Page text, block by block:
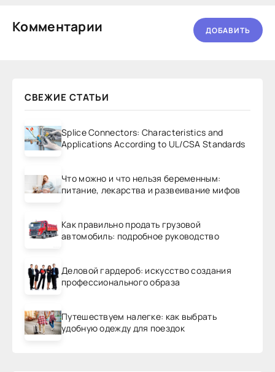
Комментарии ДОБАВИТЬ
СВЕЖИЕ СТАТЬИ
Splice Connectors: Characteristics and
Applications According to UL/CSA Standards
Что можно и что нельзя беременным:
питание, лекарства и развеивание мифов
Как правильно продать грузовой
автомобиль: подробное руководство
Деловой гардероб: искусство создания
профессионального образа
Путешествуем налегке: как выбрать
удобную одежду для поездок